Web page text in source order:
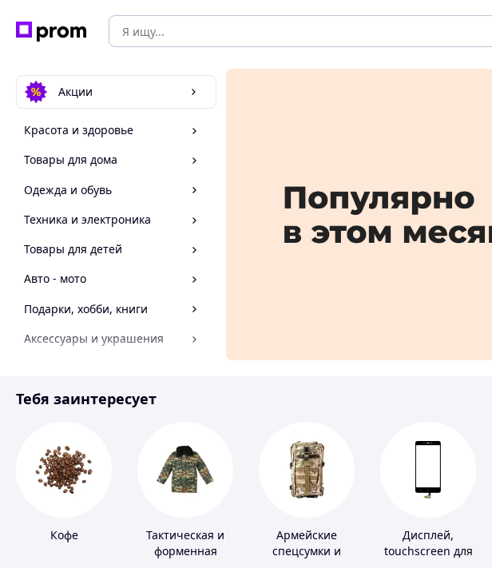
Акции
Красота и здоровье
Товары для дома
Одежда и обувь
Техника и электроника
Товары для детей
Авто - мото
Подарки, хобби, книги
Аксессуары и украшения
Спорт и отдых
Тебя заинтересует
Кофе
Тактическая и
форменная
Армейские
спецсумки и
Дисплей,
touchscreen для